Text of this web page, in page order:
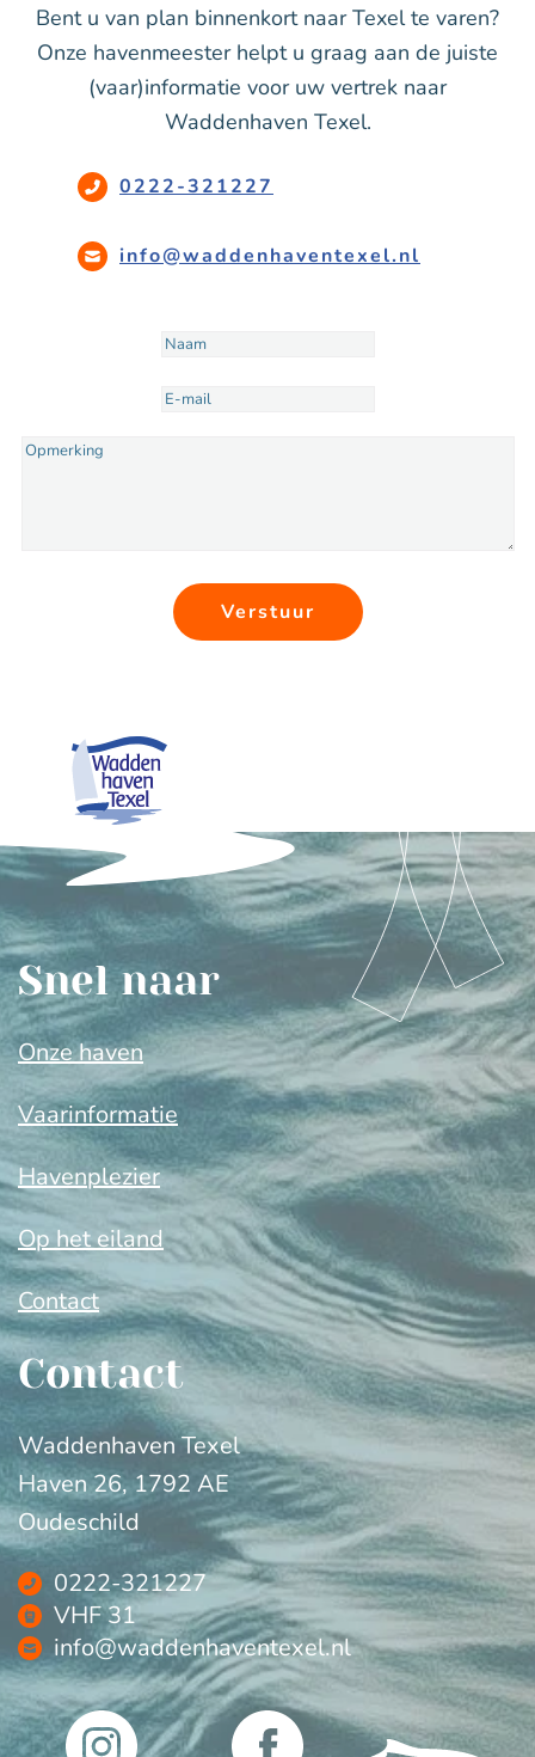
Bent u van plan binnenkort naar Texel te varen?
Onze havenmeester helpt u graag aan de juiste
(vaar)informatie voor uw vertrek naar
Waddenhaven Texel.
0222-321227
info@waddenhaventexel.nl
Verstuur
Contact
Waddenhaven Texel
Haven 26, 1792 AE
Oudeschild
0222-321227
VHF 31
info@waddenhaventexel.nl
Snel naar
Onze haven
Vaarinformatie
Havenplezier
Op het eiland
Contact